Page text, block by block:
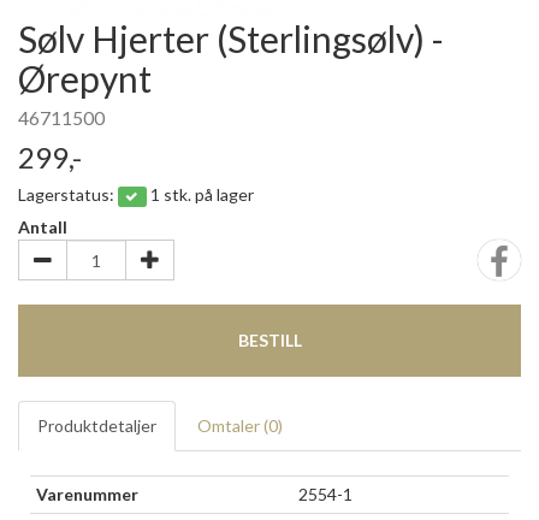
Sølv Hjerter (Sterlingsølv) -
Ørepynt
46711500
299,-
Lagerstatus:
1 stk. på lager
Antall
BESTILL
Produktdetaljer Omtaler (0)
Varenummer
2554-1